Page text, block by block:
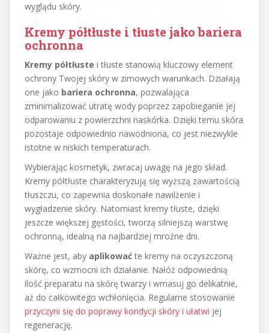
wyglądu skóry.
Kremy półtłuste i tłuste jako bariera
ochronna
Kremy półtłuste i tłuste stanowią kluczowy element
ochrony Twojej skóry w zimowych warunkach. Działają
one jako bariera ochronna, pozwalająca
zminimalizować utratę wody poprzez zapobieganie jej
odparowaniu z powierzchni naskórka. Dzięki temu skóra
pozostaje odpowiednio nawodniona, co jest niezwykle
istotne w niskich temperaturach.
Wybierając kosmetyk, zwracaj uwagę na jego skład.
Kremy półtłuste charakteryzują się wyższą zawartością
tłuszczu, co zapewnia doskonałe nawilżenie i
wygładzenie skóry. Natomiast kremy tłuste, dzięki
jeszcze większej gęstości, tworzą silniejszą warstwę
ochronną, idealną na najbardziej mroźne dni.
Ważne jest, aby aplikować te kremy na oczyszczoną
skórę, co wzmocni ich działanie. Nałóż odpowiednią
ilość preparatu na skórę twarzy i wmasuj go delikatnie,
aż do całkowitego wchłonięcia. Regularne stosowanie
przyczyni się do poprawy kondycji skóry i ułatwi jej
regenerację.